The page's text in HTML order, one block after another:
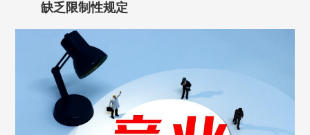
缺乏限制性规定